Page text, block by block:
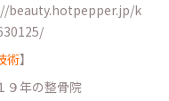
beauty.hotpepper.jp/k
術】
９年の整骨院